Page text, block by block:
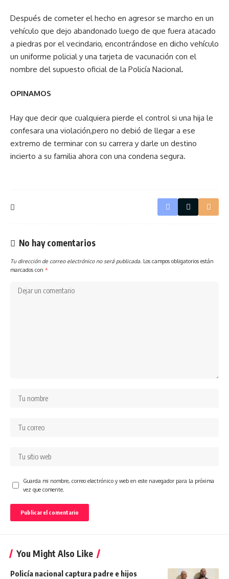
Después de cometer el hecho en agresor se marcho en un
vehículo que dejo abandonado luego de que fuera atacado
a piedras por el vecindario, encontrándose en dicho vehículo
un uniforme policial y una tarjeta de vacunación con el
nombre del supuesto oficial de la Policía Nacional.
OPINAMOS
Hay que decir que cualquiera pierde el control si una hija le
confesara una violación,pero no debió de llegar a ese
extremo de terminar con su carrera y darle un destino
incierto a su familia ahora con una condena segura.
No hay comentarios
Tu dirección de correo electrónico no será publicada. Los campos obligatorios están
marcados con *
Guarda mi nombre, correo electrónico y web en este navegador para la próxima
vez que comente.
You Might Also Like
Policía nacional captura padre e hijos